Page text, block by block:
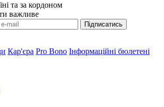
та за кордоном
важливе
Підписатись
Кар'єра Pro Bono Інформаційні бюлетені